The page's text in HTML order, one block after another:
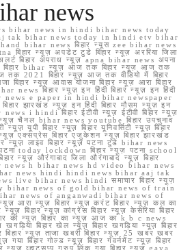
news
bihar news in hindi bihar news today
tak bihar news today in hindi etv bihar
bihar news बिहार न्यूस zee bihar news
न्यूज़ अपडेट टुडे बिहार न्यूज़ अररिया जिला
बिहार अपराध न्यूज़ apna bihar news अपना
बिहार bihar न्यूज़ आज तक बिहार न्यूज़ आज तक
तक 2021 बिहार न्यूज़ आज तक वीडियो में बिहार
न्यूज़ आवास योजना बिहार न्यूज़ आरा बिहार
news बिहार न्यूज़ इन हिंदी बिहार न्यूज़ इन हिंदी
news e paper in hindi bihar newspaper
बिहार झारखंड न्यूज़ इन हिंदी बिहार मौसम न्यूज़ इन
news i hindi बिहार ईटीवी न्यूज़ ईटीवी बिहार न्यूज़
न्यूज़ चैनल bihar news youtube बिहार उपचुनाव
यूपी बिहार न्यूज़ बिहार यूनिवर्सिटी न्यूज़ बिहार
एक्सप्रेस बिहार एजुकेशन न्यूज़ बिहार झारखंड
न्यूज़ लाइव बिहार न्यूज़ पटना टुडे bihar news
today lockdown बिहार न्यूज़ पटना school
न्यूज़ औरंगाबाद जिला औरंगाबाद न्यूज़ बिहार
news h bihar news hd video bihar news
news hindi hindi news bihar aaj tak
live bihar news hindi समाचार बिहार न्यूज़
bihar news of gold bihar news of train
news of anganwadi bihar news of
आरा न्यूज़ बिहार न्यूज़ करंट बिहार न्यूज़ कल का
न्यूज़ बिहार न्यूज़ कांग्रेस बिहार न्यूज़ केसरिया बिहार
की न्यूज़ बिहार का न्यूज़ आज का k b c news
बिहार खेल न्यूज़ बिहार खगड़िया न्यूज़ बिहार
न्यूज़ ताजा खबरी बिहार न्यूज़ 25 खबर खबर
गया बिहार गोल्ड न्यूज़ बिहार गवर्नमेंट न्यूज़ बिहार
न्यूज़ व्हाट्सप्प ग्रुप लिंक गया बिहार न्यूज़ gaya